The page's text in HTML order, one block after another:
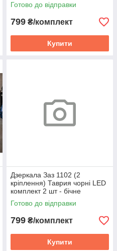
Готово до відправки
799 ₴/комплект
Купити
Дзеркала Заз 1102 (2
кріплення) Таврия чорні LED
комплект 2 шт - бічне
дзеркало ZAZ Tavriya
Готово до відправки
799 ₴/комплект
Купити